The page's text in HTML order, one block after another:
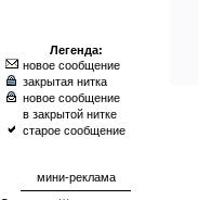
Легенда:
новое сообщение
закрытая нитка
новое сообщение
в закрытой нитке
старое сообщение
мини-реклама